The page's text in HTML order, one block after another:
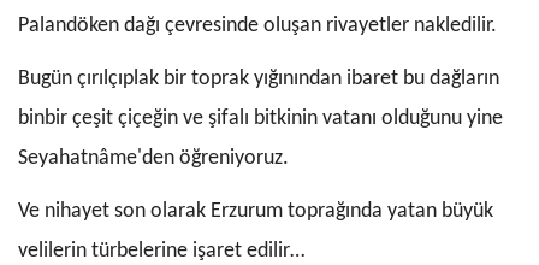
Palandöken dağı çevresinde oluşan rivayetler nakledi­lir.
Bugün çırılçıplak bir toprak yığınından ibaret bu dağların
binbir çeşit çiçeğin ve şifalı bitkinin vatanı olduğunu yine
Seyahatnâme'den öğreniyoruz.
Ve nihayet son olarak Erzurum toprağında yatan büyük
velilerin türbelerine işaret edilir…